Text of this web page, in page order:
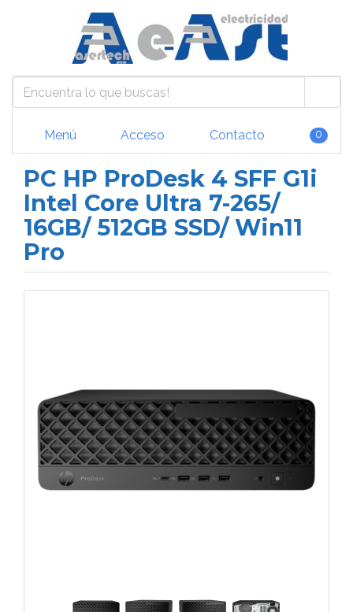
Menú Acceso Contacto 0
PC HP ProDesk 4 SFF G1i
Intel Core Ultra 7-265/
16GB/ 512GB SSD/ Win11
Pro